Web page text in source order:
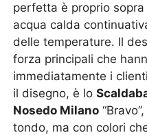
perfetta è proprio
acqua calda
delle temperature. Il
forza principali che
immediatamente i
il disegno, è lo
Nosedo Milano
tondo, ma con colori